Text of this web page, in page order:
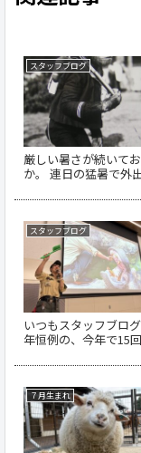
スタッフブログ
厳しい暑さが続いて
か。 連日の猛暑で外
スタッフブログ
いつもスタッフブロ
年恒例の、今年で15
７月生まれ